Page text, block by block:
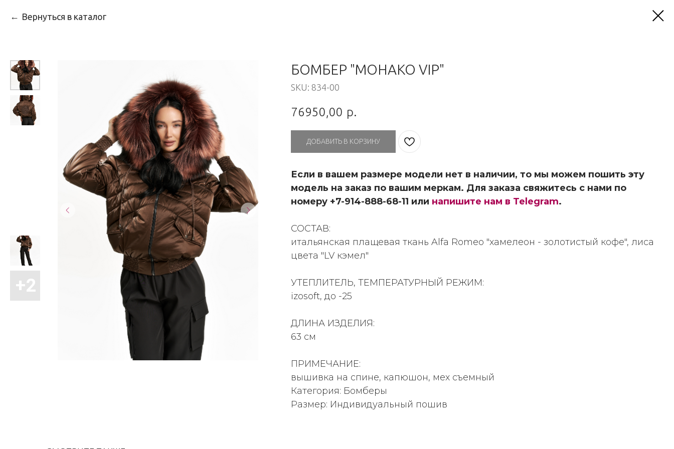
Вернуться в каталог
БОМБЕР "МОНАКО VIP"
SKU: 834-00
76950,00 р.
ДОБАВИТЬ В КОРЗИНУ
Если в вашем размере модели нет в наличии, то мы можем пошить эту
модель на заказ по вашим меркам. Для заказа свяжитесь с нами по
номеру +7-914-888-68-11 или напишите нам в Telegram.
СОСТАВ:
итальянская плащевая ткань Alfa Romeo "хамелеон - золотистый кофе", лиса
цвета "LV кэмел"
УТЕПЛИТЕЛЬ, ТЕМПЕРАТУРНЫЙ РЕЖИМ:
izosoft, до -25
ДЛИНА ИЗДЕЛИЯ:
63 см
ПРИМЕЧАНИЕ:
вышивка на спине, капюшон, мех съемный
Категория: Бомберы
Размер: Индивидуальный пошив